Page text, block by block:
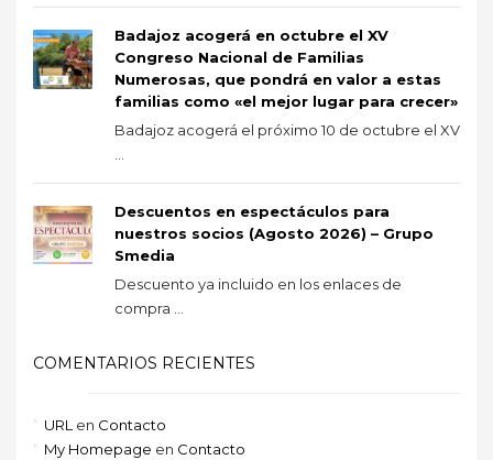
Badajoz acogerá en octubre el XV
Congreso Nacional de Familias
Numerosas, que pondrá en valor a estas
familias como «el mejor lugar para crecer»
Badajoz acogerá el próximo 10 de octubre el XV
Descuentos en espectáculos para
nuestros socios (Agosto 2026) – Grupo
Smedia
Descuento ya incluido en los enlaces de
compra ...
COMENTARIOS RECIENTES
URL en Contacto
My Homepage en Contacto